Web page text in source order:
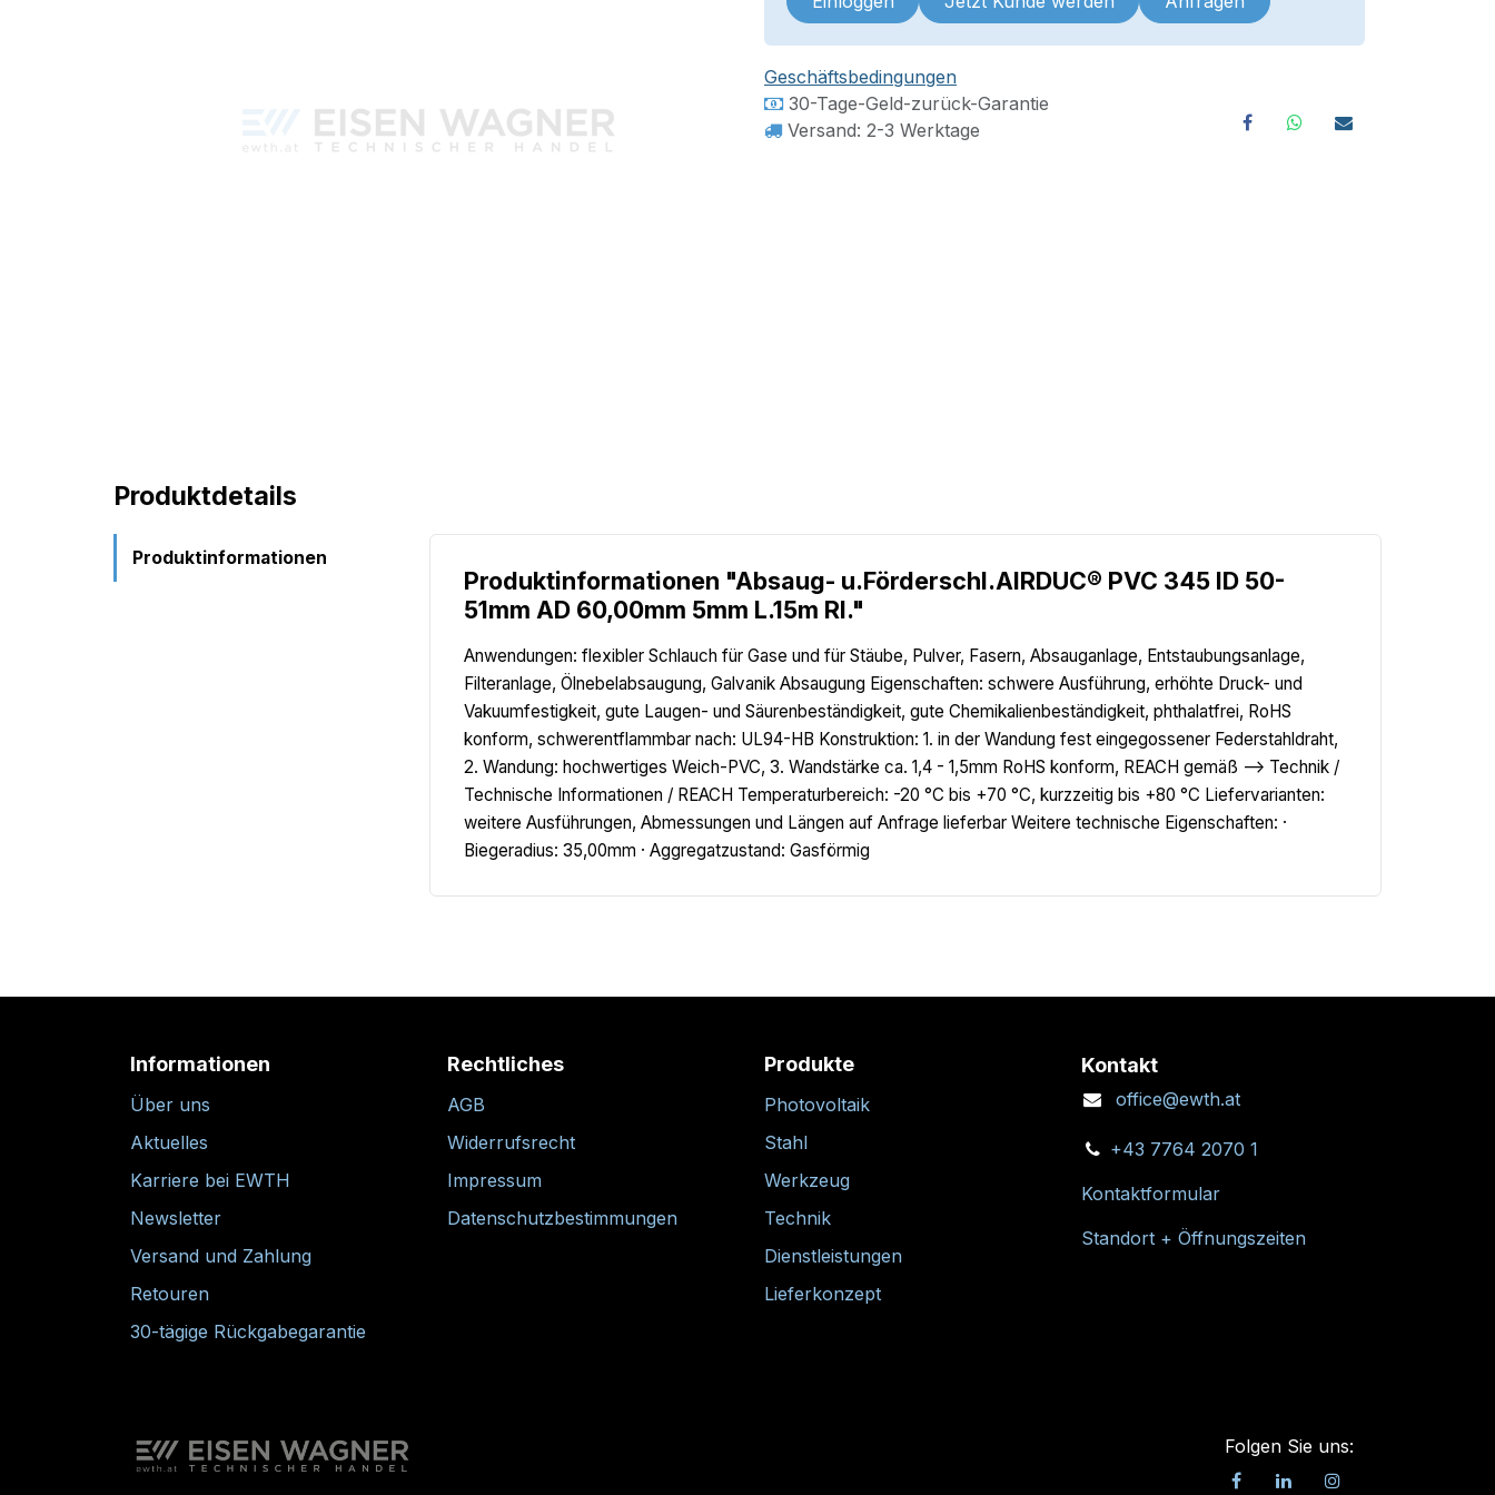
Geschäftsbedingungen
30-Tage-Geld-zurück-Garantie
Versand: 2-3 Werktage
Produktdetails
Produktinformationen
Produktinformationen "Absaug- u.Förderschl.AIRDUC® PVC 345 ID 50-
51mm AD 60,00mm 5mm L.15m Rl."
Anwendungen: flexibler Schlauch für Gase und für Stäube, Pulver, Fasern, Absauganlage, Entstaubungsanlage,
Filteranlage, Ölnebelabsaugung, Galvanik Absaugung Eigenschaften: schwere Ausführung, erhöhte Druck- und
Vakuumfestigkeit, gute Laugen- und Säurenbeständigkeit, gute Chemikalienbeständigkeit, phthalatfrei, RoHS
konform, schwerentflammbar nach: UL94-HB Konstruktion: 1. in der Wandung fest eingegossener Federstahldraht,
2. Wandung: hochwertiges Weich-PVC, 3. Wandstärke ca. 1,4 - 1,5mm RoHS konform, REACH gemäß --> Technik /
Technische Informationen / REACH Temperaturbereich: -20 °C bis +70 °C, kurzzeitig bis +80 °C Liefervarianten:
weitere Ausführungen, Abmessungen und Längen auf Anfrage lieferbar Weitere technische Eigenschaften: ·
Biegeradius: 35,00mm · Aggregatzustand: Gasförmig
Informationen
Über uns
Aktuelles
Karriere bei EWTH
Newsletter
Versand und Zahlung
Retouren
30-tägige Rückgabegarantie
Rechtliches
AGB
Widerrufsrecht
Impressum
Datenschutzbestimmungen
Produkte
Photovoltaik
Stahl
Werkzeug
Technik
Dienstleistungen
Lieferkonzept
Kontakt
office@ewth.at
+43 7764 2070 1
Kontaktformular
Standort + Öffnungszeiten
Folgen Sie uns: